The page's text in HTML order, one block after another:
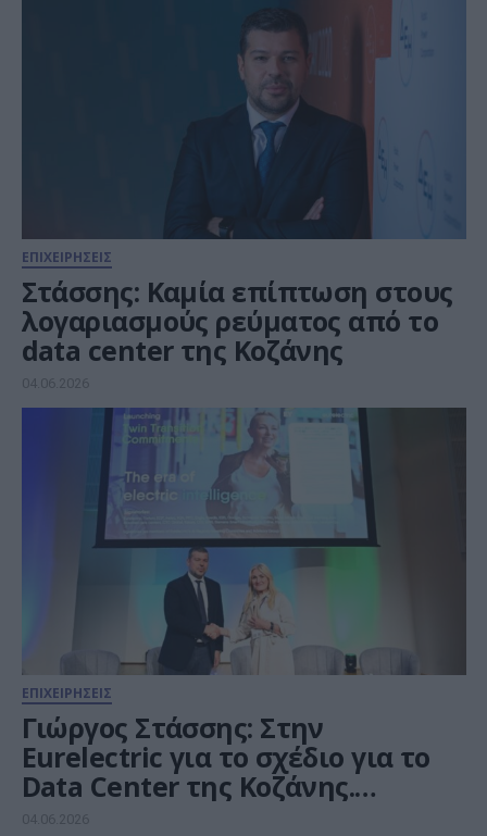
ΕΠΙΧΕΙΡΗΣΕΙΣ
Στάσσης: Καμία επίπτωση στους
λογαριασμούς ρεύματος από το
data center της Κοζάνης
04.06.2026
ΕΠΙΧΕΙΡΗΣΕΙΣ
Γιώργος Στάσσης: Στην
Eurelectric για το σχέδιο για το
Data Center της Κοζάνης.
Υπόγραψε συμφωνία
04.06.2026